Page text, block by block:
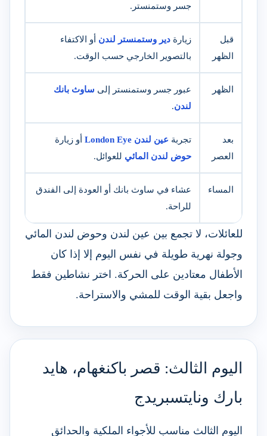
جسر وستمنستر.
قبل
الظهر
زيارة دير وستمنستر لندن أو الاكتفاء
بالتصوير الخارجي حسب الوقت.
الظهر عبور جسر وستمنستر إلى ساوث بانك
لندن.
بعد
العصر
تجربة عين لندن London Eye
أو زيارة
حوض لندن المائي للعوائل.
المساء
عشاء في ساوث بانك أو العودة إلى الفندق
للراحة.
للعائلات، لا تجمع بين عين لندن وحوض لندن المائي
وجولة نهرية طويلة في نفس اليوم إلا إذا كان
الأطفال معتادين على الحركة. اختر نشاطين فقط
واجعل بقية الوقت للمشي والاستراحة.
اليوم الثالث: قصر باكنغهام، هايد
بارك ونايتسبريدج
اليوم الثالث مناسب للأجواء الملكية والحدائق